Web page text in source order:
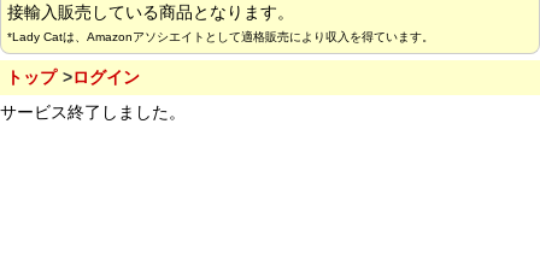
接輸入販売している商品となります。
*Lady Catは、Amazonアソシエイトとして適格販売により収入を得ています。
トップ
ログイン
サービス終了しました。